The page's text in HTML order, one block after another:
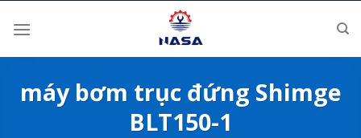
máy bơm trục đứng Shimge
BLT150-1